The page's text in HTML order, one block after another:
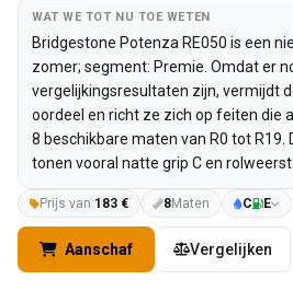
WAT WE TOT NU TOE WETEN
Bridgestone Potenza RE050 is een
zomer; segment: Premie. Omdat er
vergelijkingsresultaten zijn, vermijdt
oordeel en richt ze zich op feiten die
8 beschikbare maten van R0 tot R19.
tonen vooral natte grip C en
Prijs van:183 € 8Maten C E
Aanschaf Vergelijken